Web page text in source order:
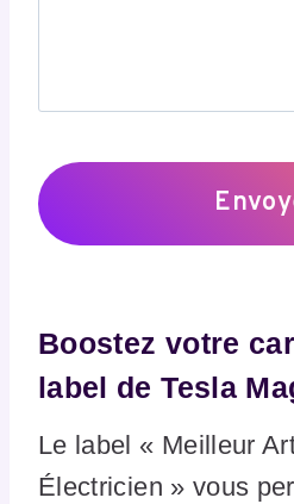
Boostez votre
label de Tesla
Le label « Meilleur
Électricien » vous